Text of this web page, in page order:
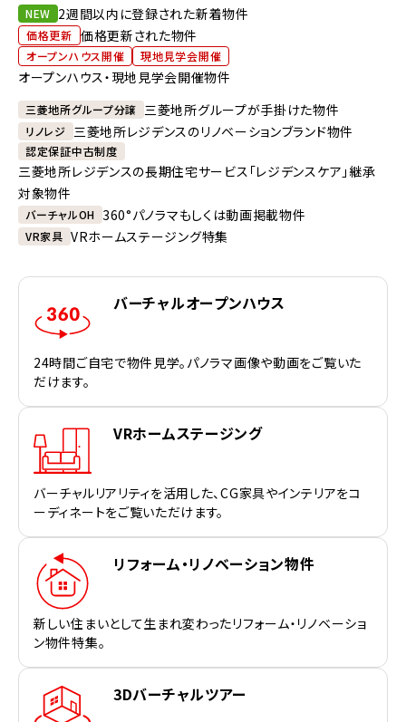
NEW 2週間以内に登録された新着物件
価格更新 価格更新された物件
オープンハウス開催 現地見学会開催
オープンハウス・現地見学会開催物件
三菱地所グループ分譲 三菱地所グループが手掛けた物件
リノレジ 三菱地所レジデンスのリノベーションブランド物件
認定保証中古制度
三菱地所レジデンスの長期住宅サービス「レジデンスケア」継承
対象物件
バーチャルOH 360°パノラマもしくは動画掲載物件
VR家具 VRホームステージング特集
バーチャルオープンハウス
24時間ご自宅で物件見学。パノラマ画像や動画をご覧いた
だけます。
VRホームステージング
バーチャルリアリティを活用した、CG家具やインテリアをコ
ーディネートをご覧いただけます。
リフォーム・リノベーション物件
新しい住まいとして生まれ変わったリフォーム・リノベーショ
ン物件特集。
3Dバーチャルツアー